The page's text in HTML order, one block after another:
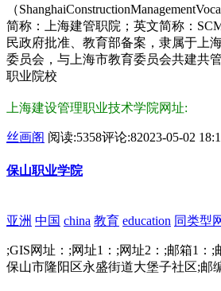
（
简称：上海建管职院；英文简称：
民政府批准、教育部备案，隶属于上
委员会，与上海市教育委员会共建共
职业院校
上海建设管理职业技术学院网址:
丝画阁 阅读:5358评论:82023-05-02
保山职业学院
亚洲 中国 china 教育 education 同类型
;GIS网址：;网址1：;网址2：;邮箱1：
保山市隆阳区永盛街道大堡子社区;邮